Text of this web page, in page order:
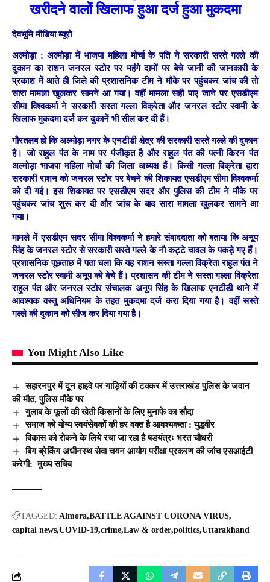
खरीदने वालों खिलाफ हुआ दर्ज हुआ मुकदमा
देवभूमि मीडिया ब्यूरो
अल्मोड़ा : अल्मोड़ा में भाजपा महिला मोर्चा के पति ने सरकारी सस्ते गल्ले की
दुकान का राशन जनरल स्टोर पर महंगे दामों पर बेचे जानी की जानकारी के
प्रकाश में आते ही जिले की प्रशासनिक टीम ने मौके पर पहुंचकर जांच की तो
सारा मामला खुलकर सामने आ गया। वहीं मामला सही पाए जाने पर एसडीएम
सीमा विश्वकर्मा ने सरकारी सस्ता गल्ला विक्रेता और जनरल स्टोर स्वामी के
खिलाफ मुकदमा दर्ज कर दुकानें भी सील कर दी हैं।
गौरतलब हो कि अल्मोड़ा नगर के एनटीडी क्षेत्र की सरकारी सस्ते गल्ले की दुकान
है। जो राहुल पंत के नाम पर पंजीकृत है और राहुल पंत की पत्नी किरन पंत
अल्मोड़ा भाजपा महिला मोर्चा की जिला अध्यक्ष हैं। किसी गल्ला विक्रेता द्वारा
सरकारी राशन को जनरल स्टोर पर बेचने की शिकायत एसडीएम सीमा विश्वकर्मा
को दी गई। इस शिकायत पर एसडीएम सदर और पुलिस की टीम ने मौके पर
पहुंचकर जांच शुरू कर दी और जांच के बाद सारा मामला खुलकर सामने आ
गया।
मामले में एसडीएम सदर सीमा विश्वकर्मा ने हमारे संवाददाता को बताया कि अनूप
सिंह के जनरल स्टोर से सरकारी सस्ते गल्ले के नौ कट्टे चावल के पकड़े गए हैं।
प्रशासनिक पूछताछ में पता चला कि यह राशन सस्ता गल्ला विक्रेता राहुल पंत ने
जनरल स्टोर स्वामी अनूप को बेचे हैं। प्रशासन की टीम ने सस्ता गल्ला विक्रेता
राहुल पंत और जनरल स्टोर संचालक अनूप सिंह के खिलाफ एनटीडी थाने में
आवश्यक वस्तु अधिनियम के तहत मुकदमा दर्ज करा दिया गया है। वहीं सस्ते
गल्ले की दुकान को सीज कर दिया गया है।
You Might Also Like
सहारनपुर में दून हाइवे पर गाड़ियों की टक्कर में उत्तराखंड पुलिस के जवान
की मौत, पुलिस मौके पर
गुलाब के फूलों की खेती किसानों के लिए मुनाफे का सौदा
समाज को योग्य स्वयंसेवकों की हर वक्त है आवश्यकता : युद्धवीर
विकास को रोकने के लिये रचा जा रहा है षडयंत्रः भरत चौधरी
बिग ब्रेकिंग अधीनस्थ सेवा चयन आयोग परीक्षा प्रकरण की जांच एसआईटी
करेगी: मुख्य सचिव
TAGGED: Almora BATTLE AGAINST CORONA VIRUS
capital news COVID-19 crime Law & order politics Uttarakhand